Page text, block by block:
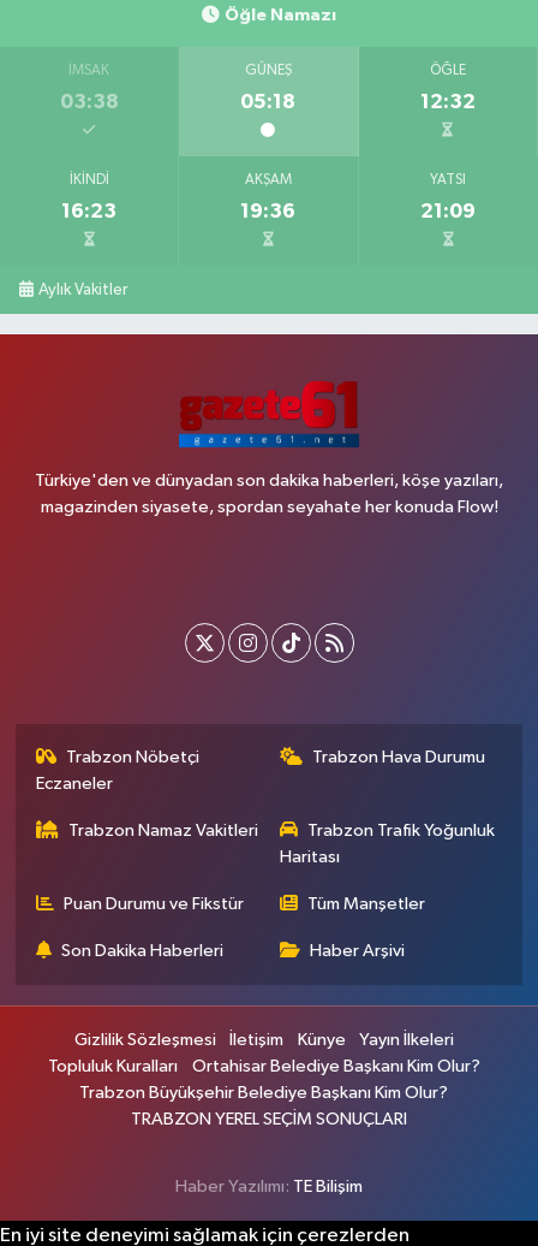
Öğle Namazı
İMSAK
03:38
GÜNEŞ
05:18
ÖĞLE
12:32
İKINDI
16:23
AKŞAM
19:36
YATSI
21:09
Aylık Vakitler
Türkiye'den ve dünyadan son dakika haberleri, köşe yazıları,
magazinden siyasete, spordan seyahate her konuda Flow!
Trabzon Nöbetçi
Eczaneler
Trabzon Hava Durumu
Trabzon Namaz Vakitleri
Trabzon Trafik Yoğunluk
Haritası
Puan Durumu ve Fikstür Tüm Manşetler
Son Dakika Haberleri Haber Arşivi
Gizlilik Sözleşmesi İletişim Künye
Yayın İlkeleri
Topluluk Kuralları
Ortahisar Belediye Başkanı Kim Olur?
Trabzon Büyükşehir Belediye Başkanı Kim Olur?
TRABZON YEREL SEÇİM SONUÇLARI
Haber Yazılımı: TE Bilişim
En iyi site deneyimi sağlamak için çerezlerden